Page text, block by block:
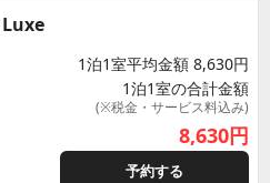
1泊1室平均金額 8,630円
1泊1室の合計金額
(※税金・サービス料込み)
8,630円
予約する